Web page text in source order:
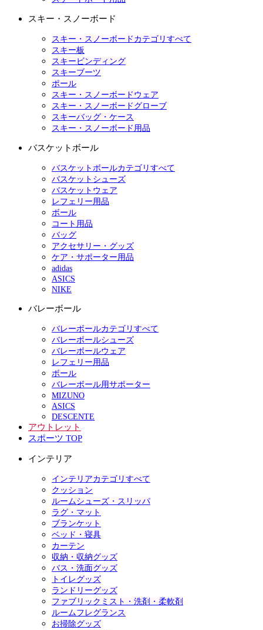
スキー・スノーボード
スキー・スノーボードカテゴリすべて
スキー板
スキービンディング
スキーブーツ
ポール
スキー・スノーボードウェア
スキー・スノーボードグローブ
スキーバッグ・ケース
スキー・スノーボード用品
バスケットボール
バスケットボールカテゴリすべて
バスケットシューズ
バスケットウェア
レフェリー用品
ボール
コート用品
バッグ
アクセサリー・グッズ
ケア・サポーター用品
adidas
ASICS
NIKE
バレーボール
バレーボールカテゴリすべて
バレーボールシューズ
バレーボールウェア
レフェリー用品
ボール
バレーボール用サポーター
MIZUNO
ASICS
DESCENTE
アウトレット
スポーツ TOP
インテリア
インテリアカテゴリすべて
クッション
ルームシューズ・スリッパ
ラグ・マット
ブランケット
ベッド・寝具
カーテン
収納・収納グッズ
バス・洗面グッズ
トイレグッズ
ランドリーグッズ
ファブリックミスト・洗剤・柔軟剤
ルームフレグランス
お掃除グッズ